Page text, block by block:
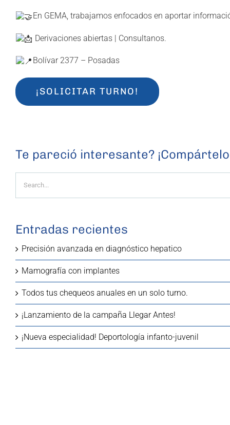
En GEMA, trabajamos enfocados en aportar
Derivaciones abiertas | Consultanos.
Bolívar 2377 – Posadas
¡SOLICITAR TURNO!
Te pareció interesante?
for:
Entradas recientes
Precisión avanzada en diagnóstico hepatico
Mamografía con implantes
Todos tus chequeos anuales en un solo turno.
¡Lanzamiento de la campaña Llegar Antes!
¡Nueva especialidad! Deportología infanto-juvenil